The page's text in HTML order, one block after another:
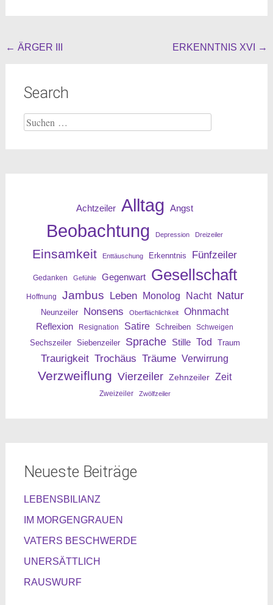
Beitragsnavigation
← ÄRGER III ERKENNTNIS XVI →
Search
Suche
nach:
Achtzeiler Alltag Angst
Beobachtung Depression Dreizeiler
Einsamkeit Enttäuschung Erkenntnis Fünfzeiler
Gedanken Gefühle Gegenwart Gesellschaft
Hoffnung Jambus Leben Monolog Nacht Natur
Neunzeiler Nonsens Oberflächlichkeit
Ohnmacht
Reflexion
Resignation Satire Schreiben Schweigen
Sechszeiler Siebenzeiler Sprache Stille Tod Traum
Traurigkeit Trochäus Träume Verwirrung
Verzweiflung Vierzeiler Zehnzeiler Zeit
Zweizeiler Zwölfzeiler
Neueste Beiträge
LEBENSBILIANZ
IM MORGENGRAUEN
VATERS BESCHWERDE
UNERSÄTTLICH
RAUSWURF